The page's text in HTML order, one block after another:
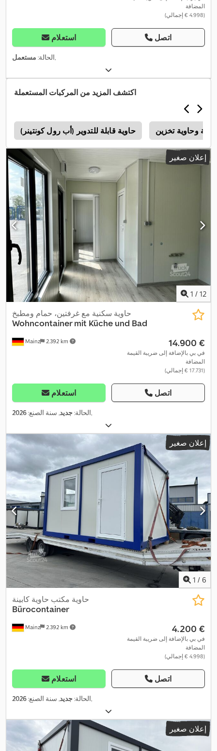
المضافة
(‏4.998 € إجمالي)
استعلام اتصل
الحالة: مستعمل ,
اكتشف المزيد من المركبات المستعملة
حاوية قابلة للتدوير (أب رول كونتينر) وحاوية تخزين
إعلان صغير
1 / 12
Mainz 2.392 km
حاوية سكنية مع غرفتين، حمام ومطبخ
Wohncontainer mit Küche und Bad
‏14.900 €
في بي بالإضافة إلى ضريبة القيمة
المضافة
(‏17.731 € إجمالي)
استعلام اتصل
الحالة:جديد, سنة الصنع:2026 ,
إعلان صغير
1 / 6
Mainz 2.392 km
حاوية مكتب حاوية كابينة
Bürocontainer
‏4.200 €
في بي بالإضافة إلى ضريبة القيمة
المضافة
(‏4.998 € إجمالي)
استعلام اتصل
الحالة:جديد, سنة الصنع:2026 ,
إعلان صغير